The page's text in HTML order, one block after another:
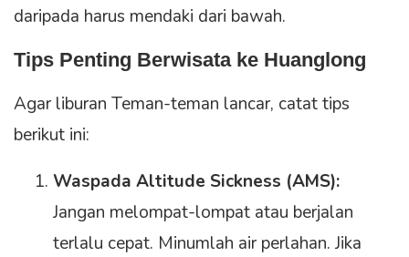
daripada harus mendaki dari bawah.
Tips Penting Berwisata ke Huanglong
Agar liburan Teman-teman lancar, catat tips
berikut ini:
Waspada Altitude Sickness (AMS):
Jangan melompat-lompat atau berjalan
terlalu cepat. Minumlah air perlahan. Jika